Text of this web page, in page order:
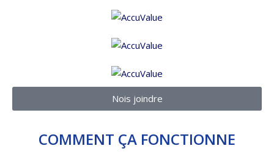
Nois joindre
COMMENT ÇA FONCTIONNE